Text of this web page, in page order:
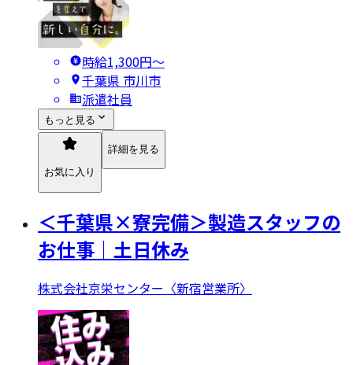
時給1,300円〜
千葉県 市川市
派遣社員
もっと見る
お気に入り
詳細を見る
＜千葉県×寮完備＞製造スタッフの
お仕事｜土日休み
株式会社京栄センター〈新宿営業所〉